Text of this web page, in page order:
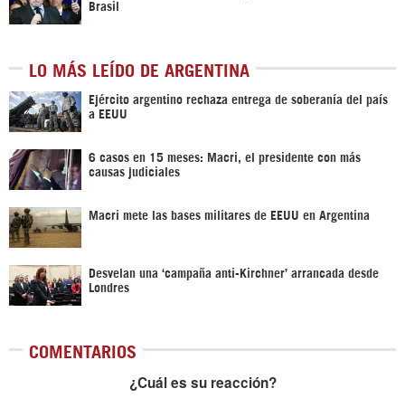
Brasil
LO MÁS LEÍDO DE ARGENTINA
Ejército argentino rechaza entrega de soberanía del país
a EEUU
6 casos en 15 meses: Macri, el presidente con más
causas judiciales
Macri mete las bases militares de EEUU en Argentina
Desvelan una ‘campaña anti-Kirchner’ arrancada desde
Londres
COMENTARIOS